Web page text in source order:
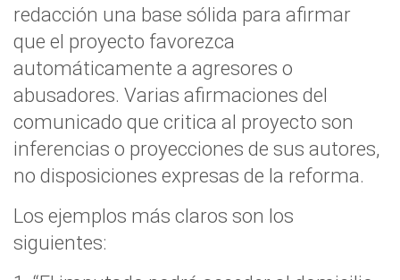
redacción una base sólida para afirmar
que el proyecto favorezca
automáticamente a agresores o
abusadores. Varias afirmaciones del
comunicado que critica al proyecto son
inferencias o proyecciones de sus autores,
no disposiciones expresas de la reforma.
Los ejemplos más claros son los
siguientes: